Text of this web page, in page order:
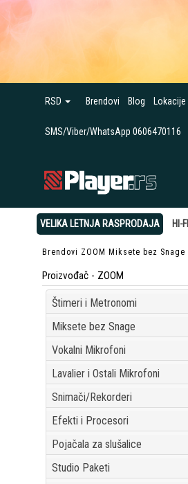
RSD Brendovi Blog Lokacije
SMS/Viber/WhatsApp 0606470116
VELIKA LETNJA RASPRODAJA HI-FI
Brendovi ZOOM Miksete bez Snage
Proizvođač - ZOOM
Štimeri i Metronomi
Miksete bez Snage
Vokalni Mikrofoni
Lavalier i Ostali Mikrofoni
Snimači/Rekorderi
Efekti i Procesori
Pojačala za slušalice
Studio Paketi